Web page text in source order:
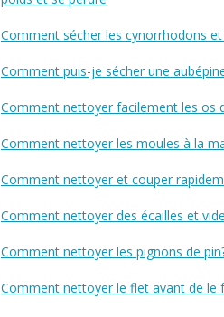
Comment sécher les cynorrhodons
Comment puis-je sécher une
Comment nettoyer facilement les os
Comment nettoyer les moules à la
Comment nettoyer et couper
Comment nettoyer des écailles et
Comment nettoyer les pignons de
Comment nettoyer le flet avant de le